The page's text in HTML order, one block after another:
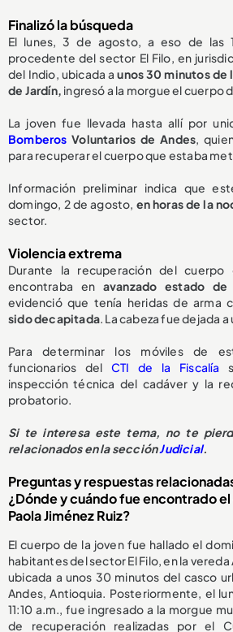
Finalizó la búsqueda
El lunes, 3 de agosto, a eso de las
procedente del sector El Filo, en
del Indio, ubicada aunos 30 minutos
de Jardín, ingresó a la morgue el cuerpo
La joven fue llevada hasta allí por
Bomberos Voluntarios de Andes,
para recuperar el cuerpo que estaba
Información preliminar indica que
domingo, 2 de agosto, en horas de la
sector.
Violencia extrema
Durante la recuperación del
encontraba en avanzado estado de
evidenció que tenía heridas de arma
sido decapitada. La cabeza fue dejada
Para determinar los móviles de
funcionarios delCTI de la Fiscalía
inspección técnica del cadáver y la
probatorio.
Si te interesa este tema, no te
relacionados en la secciónJudicial.
Preguntas y respuestas
¿Dónde y cuándo fue encontrado
Paola Jiménez Ruiz?
El cuerpo de la joven fue hallado el
habitantes del sector El Filo, en la vereda
ubicada a unos 30 minutos del casco
Andes, Antioquia. Posteriormente, el
11:10 a.m., fue ingresado a la morgue
de recuperación realizadas por el